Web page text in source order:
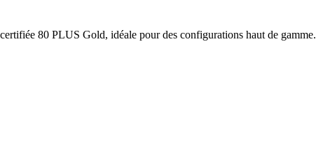
80 PLUS Gold, idéale pour des configurations haut de gamme.